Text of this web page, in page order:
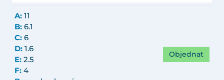
A: 11
B: 6.1
C: 6
D: 1.6
E: 2.5
F: 4
Objednat